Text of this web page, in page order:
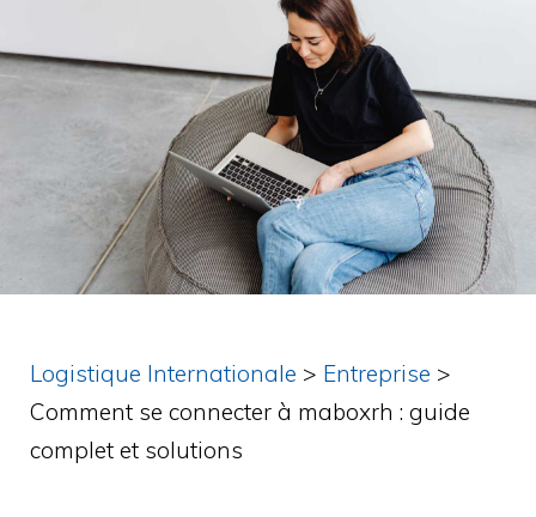
Logistique Internationale > Entreprise >
Comment se connecter à maboxrh : guide
complet et solutions